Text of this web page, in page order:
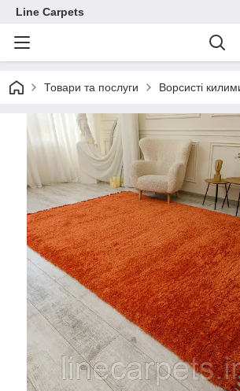
Line Carpets
Товари та послуги Ворсисті